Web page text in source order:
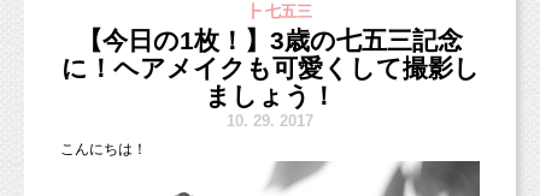
大人になった自分にも大きな影響を与えている
のです。
インナーチャイルドが傷ついていると、
┣ 七五三
【今日の1枚！】3歳の七五三記念
に！ヘアメイクも可愛くして撮影し
ましょう！
10. 29. 2017
こんにちは！